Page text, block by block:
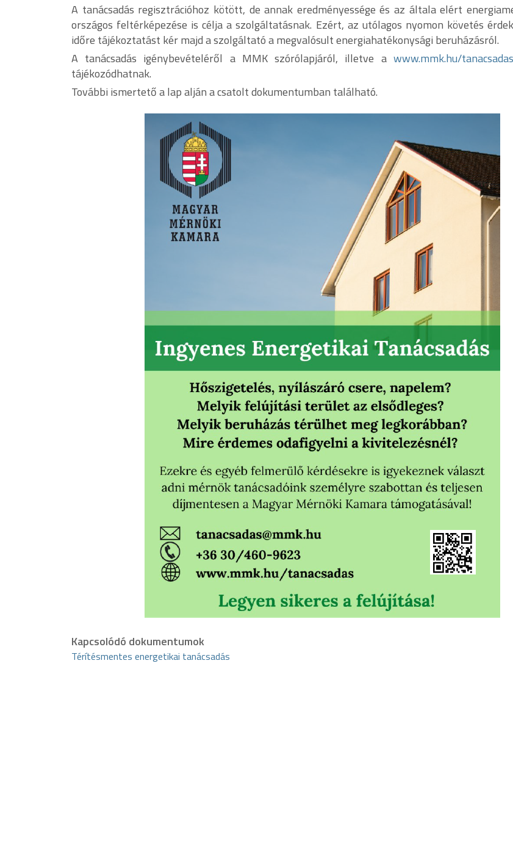
A tanácsadás regisztrációhoz kötött, de annak eredményessége és az általa elért
országos feltérképezése is célja a szolgáltatásnak. Ezért, az utólagos nyomon követés
időre tájékoztatást kér majd a szolgáltató a megvalósult energiahatékonysági beruházásról.
A tanácsadás igénybevételéről a MMK szórólapjáról, illetve a www.mmk.hu/tanacsadas
tájékozódhatnak.
További ismertető a lap alján a csatolt dokumentumban található.
Kapcsolódó dokumentumok
Térítésmentes energetikai tanácsadás